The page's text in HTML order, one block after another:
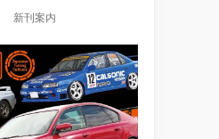
新刊案内